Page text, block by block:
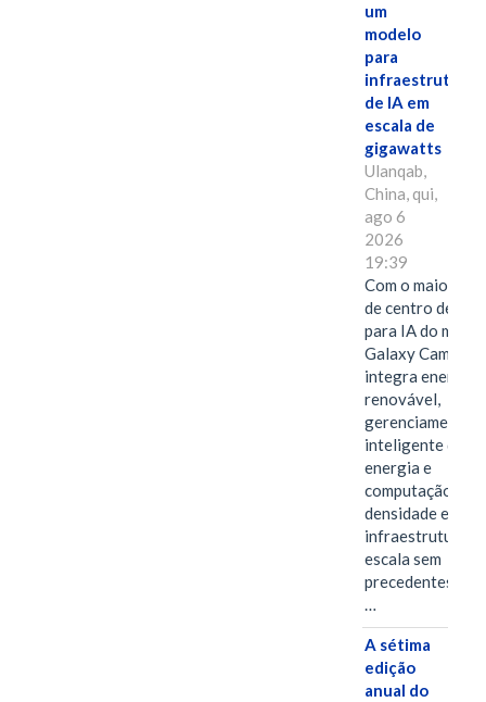
um
modelo
para
infraestrutura
de IA em
escala de
gigawatts
Ulanqab,
China, qui,
ago 6
2026
19:39
Com o maior
de centro de
para IA do
Galaxy Campus
integra energia
renovável,
gerenciamento
inteligente de
energia e
computação de
densidade em
infraestrutura
escala sem
…
A sétima
edição
anual do